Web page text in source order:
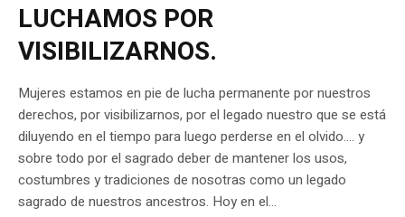
LUCHAMOS POR
VISIBILIZARNOS.
Mujeres estamos en pie de lucha permanente por nuestros
derechos, por visibilizarnos, por el legado nuestro que se está
diluyendo en el tiempo para luego perderse en el olvido…. y
sobre todo por el sagrado deber de mantener los usos,
costumbres y tradiciones de nosotras como un legado
sagrado de nuestros ancestros. Hoy en el...